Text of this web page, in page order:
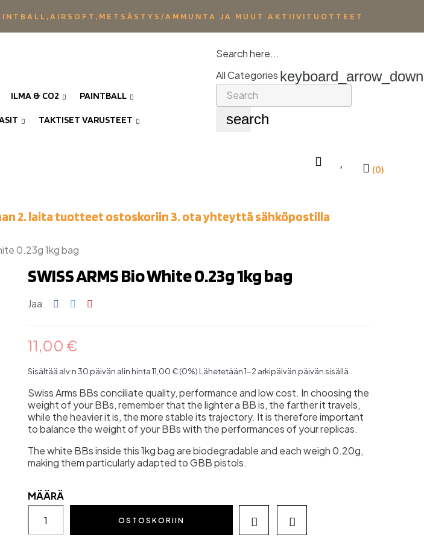
AMMUNTA JA MUUT AKTIIVITUOTTEET
ILMA & CO2 PAINTBALL
TAKTISET VARUSTEET
Search here...
All Categories keyboard_arrow_down
search
(0)
2. laita tuotteet ostoskoriin 3. ota yhteyttä sähköpostilla
0.23g 1kg bag
SWISS ARMS Bio White 0.23g 1kg bag
Jaa
11,00 €
Sisältää alv:n30 päivän alin hinta 11,00 € (0%) Lähetetään 1-2 arkipäivän päivän sisällä
Swiss Arms BBs conciliate quality, performance and low cost. In choosing the
weight of your BBs, remember that the lighter a BB is, the farther it travels,
while the heavier it is, the more stable its trajectory. It is therefore important
to balance the weight of your BBs with the performances of your replicas.
The white BBs inside this 1kg bag are biodegradable and each weigh 0.20g,
making them particularly adapted to GBB pistols.
MÄÄRÄ
OSTOSKORIIN  